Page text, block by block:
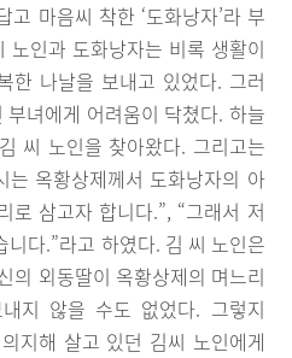
마음씨 착한 ‘도화낭자’라 부
노인과 도화낭자는 비록 생활이
한 나날을 보내고 있었다. 그러
녀에게 어려움이 닥쳤다. 하늘
씨 노인을 찾아왔다. 그리고는
는 옥황상제께서 도화낭자의 아
로 삼고자 합니다.”, “그래서 저
다.”라고 하였다. 김 씨 노인은
의 외동딸이 옥황상제의 며느리
지 않을 수도 없었다. 그렇지
지해 살고 있던 김씨 노인에게